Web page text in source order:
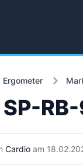
Ergometer
Cardio am